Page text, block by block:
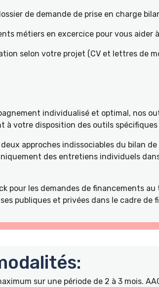
de demande de prise en charge
métiers en excercice pour vous aider
selon votre projet (CV et lettres de
individualisé et optimal, nos
à votre disposition des outils
approches indissociables du bilan
des entretiens individuels
pour les demandes de financements
publiques et privées dans le cadre de
sur une période de 2 à 3 mois.